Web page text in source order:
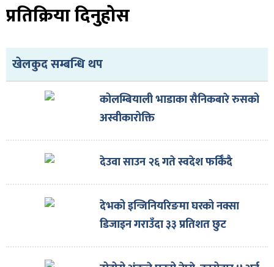
प्रतिक्रिया दिनुहोस
खेलकुद सम्बन्धि थप
कोलम्बियाली भाडाका सैनिकबारे रुसको
अस्वीकारोक्ति
देउवा साउन २६ गते स्वदेश फर्किँदै
देभको इन्जिनियरिङमा घरको नक्सा
डिजाइन गराउँदा ३३ प्रतिशत छुट